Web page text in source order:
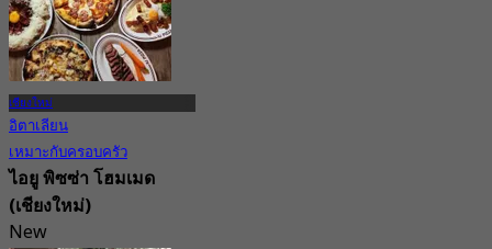
เชียงใหม่
อิตาเลียน
เหมาะกับครอบครัว
ไอยู พิซซ่า โฮมเมด
(เชียงใหม่)
New